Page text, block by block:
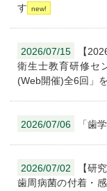
す
2026/07/15
【
衛生士教育研修セ
(Web開催)全6回」
2026/07/06 「歯
2026/07/02
【研
歯周病菌の付着・